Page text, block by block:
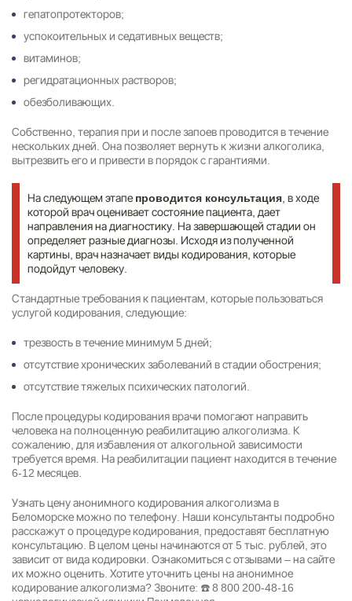
гепатопротекторов;
успокоительных и седативных веществ;
витаминов;
регидратационных растворов;
обезболивающих.
Собственно, терапия при и после запоев проводится в течение
нескольких дней. Она позволяет вернуть к жизни алкоголика,
вытрезвить его и привести в порядок с гарантиями.
На следующем этапе проводится консультация , в ходе
которой врач оценивает состояние пациента, дает
направления на диагностику. На завершающей стадии он
определяет разные диагнозы. Исходя из полученной
картины, врач назначает виды кодирования, которые
подойдут человеку.
Стандартные требования к пациентам, которые пользоваться
услугой кодирования, следующие:
трезвость в течение минимум 5 дней;
отсутствие хронических заболеваний в стадии обострения;
отсутствие тяжелых психических патологий.
После процедуры кодирования врачи помогают направить
человека на полноценнуюреабилитацию алкоголизма . К
сожалению, для избавления от алкогольной зависимости
требуется время. На реабилитации пациент находится в течение
6-12 месяцев.
Узнать цену анонимногокодирования алкоголизмав
Беломорске можно по телефону. Наши консультанты подробно
расскажут о процедуре кодирования, предоставят бесплатную
консультацию. В целом цены начинаются от 5 тыс. рублей, это
зависит от вида кодировки. Ознакомиться с отзывами – на сайте
их можно оценить. Хотите уточнить цены на анонимное
кодирование алкоголизма? Звоните: ☎️8 800 200-48-16